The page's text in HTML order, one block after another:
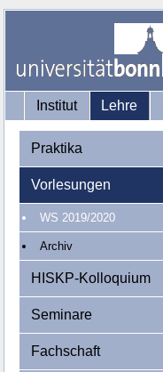
Institut Lehre
Praktika
Vorlesungen
WS 2019/2020
Archiv
HISKP-Kolloquium
Seminare
Fachschaft